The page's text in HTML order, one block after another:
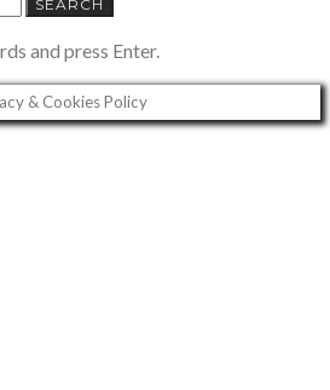
SEARCH
and press Enter.
& Cookies Policy